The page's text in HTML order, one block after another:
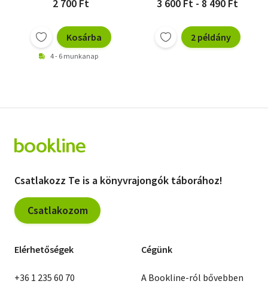
2 700 Ft
Kosárba
4 - 6 munkanap
3 600 Ft - 8 490 Ft
2 példány
Csatlakozz Te is a könyvrajongók táborához!
Csatlakozom
Elérhetőségek
+36 1 235 60 70
Cégünk
A Bookline-ról bővebben